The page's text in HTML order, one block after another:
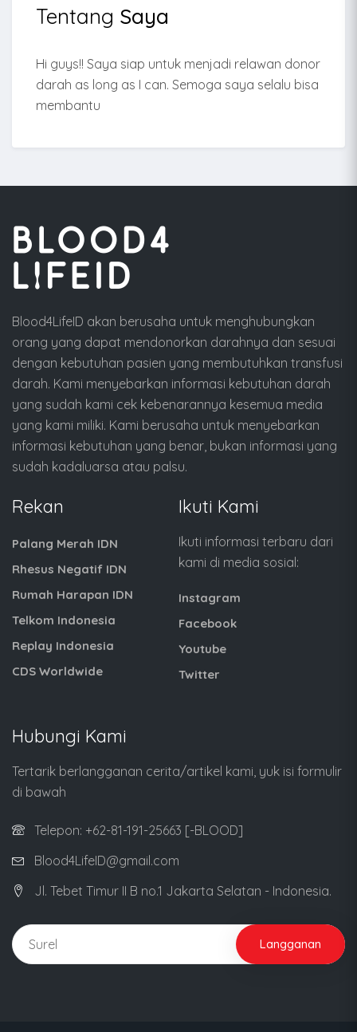
Tentang Saya
Hi guys!! Saya siap untuk menjadi relawan donor
darah as long as I can. Semoga saya selalu bisa
membantu
Blood4LifeID akan berusaha untuk menghubungkan
orang yang dapat mendonorkan darahnya dan sesuai
dengan kebutuhan pasien yang membutuhkan transfusi
darah. Kami menyebarkan informasi kebutuhan darah
yang sudah kami cek kebenarannya kesemua media
yang kami miliki. Kami berusaha untuk menyebarkan
informasi kebutuhan yang benar, bukan informasi yang
sudah kadaluarsa atau palsu.
Rekan
Palang Merah IDN
Rhesus Negatif IDN
Rumah Harapan IDN
Telkom Indonesia
Replay Indonesia
CDS Worldwide
Ikuti Kami
Ikuti informasi terbaru dari
kami di media sosial:
Instagram
Facebook
Youtube
Twitter
Hubungi Kami
Tertarik berlangganan cerita/artikel kami, yuk isi formulir
di bawah
Telepon: +62-81-191-25663 [-BLOOD]
Blood4LifeID@gmail.com
Jl. Tebet Timur II B no.1 Jakarta Selatan - Indonesia.
Langganan